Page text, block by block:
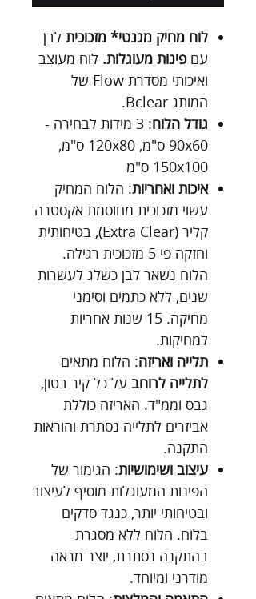
לוח מחיק מגנטי* מזכוכית לבן
עםפינות מעוגלות. לוח מעוצב
ואיכותי מסדרת Flow של
המותג Bclear.
גודל הלוח
: 3 מידות לבחירה -
90x60 ס"מ, 120x80 ס"מ,
150x100 ס"מ
איכות ואחריות: הלוח המחיק
עשוי מזכוכית מחוסמת אקסטרה
קליר (Extra Clear), בטיחותית
וחזקה פי 5 מזכוכית רגילה.
הלוח נשאר לבן כשלג לעשרות
שנים, ללא כתמים וסימני
מחיקה. 15 שנות אחריות
למחיקות.
תלייה ואריזה: הלוח מתאים
לתלייה לרוחב על כל קיר בטון,
גבס וממ"ד. האריזה כוללת
אביזרים לתלייה נסתרת והוראות
התקנה.
עיצוב ושימושיות: הגימור של
הפינות המעוגלות מוסיף לעיצוב
ובטיחותי יותר, כנגד סדקים
בלוח. הלוח ללא מסגרת
בהתקנה נסתרת, יוצר מראה
מודרני ומיוחד.